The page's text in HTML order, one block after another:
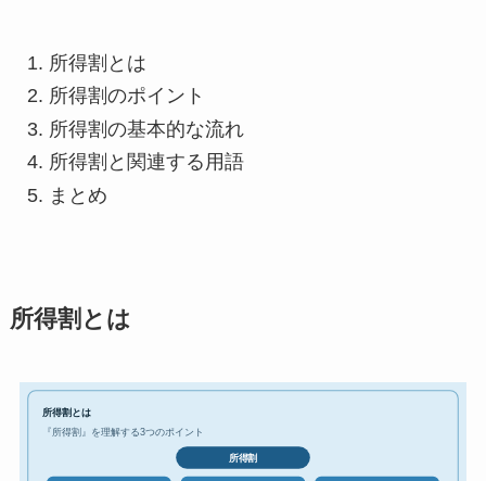
所得割とは
所得割のポイント
所得割の基本的な流れ
所得割と関連する用語
まとめ
所得割とは
所得割とは
『所得割』を理解する3つのポイント
所得割